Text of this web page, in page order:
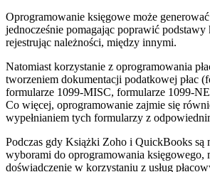
Oprogramowanie księgowe może
jednocześnie pomagając poprawić podstawy
rejestrując należności, między innymi.
Natomiast korzystanie z oprogramowania
tworzeniem dokumentacji podatkowej płac
formularze 1099-MISC, formularze 1099-
Co więcej, oprogramowanie zajmie się
wypełnianiem tych formularzy z
Podczas gdy Książki Zoho i QuickBooks są
wyborami do oprogramowania księgowego,
doświadczenie w korzystaniu z usług